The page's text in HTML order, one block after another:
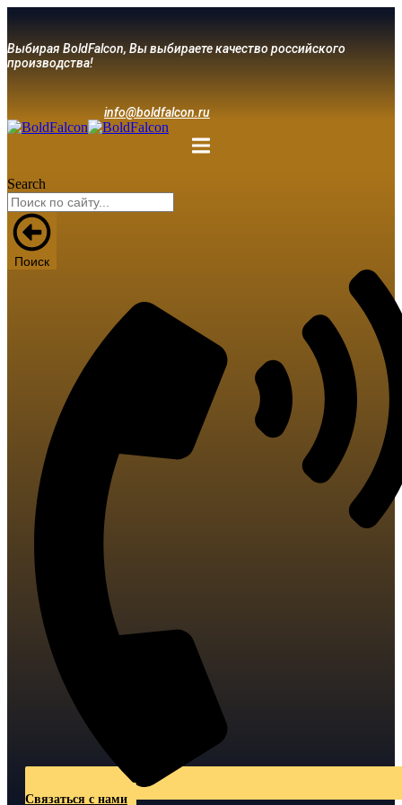
Выбирая BoldFalcon, Вы выбираете качество российского
производства!
info@boldfalcon.ru
Search
Поиск
Связаться с нами